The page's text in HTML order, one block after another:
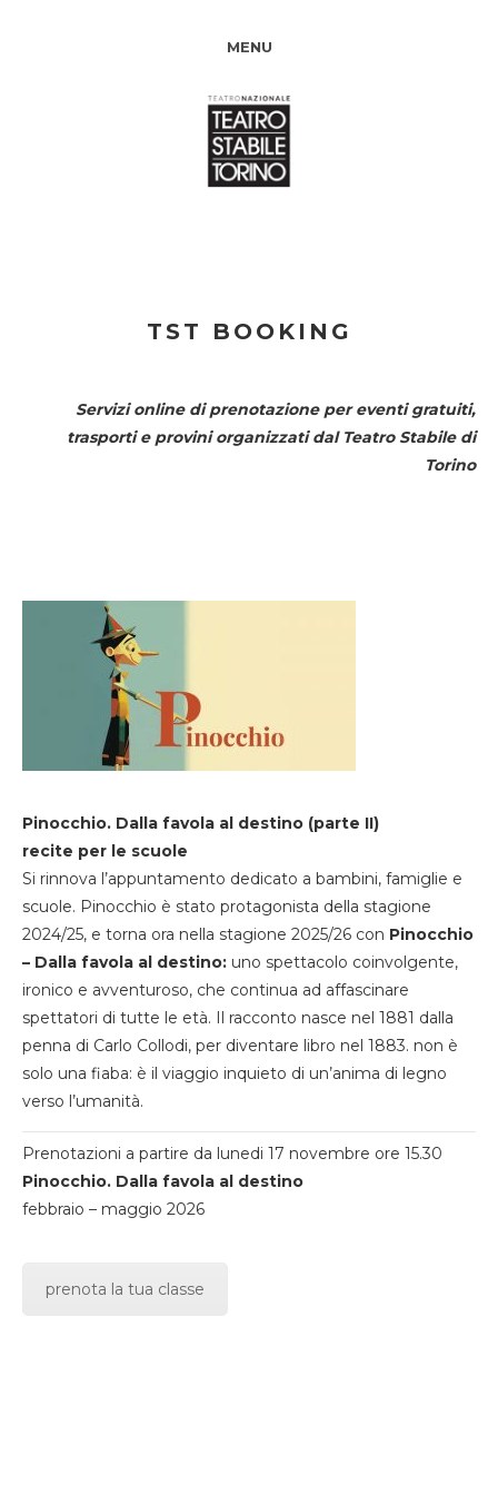
MENU
TST BOOKING
Servizi online di prenotazione per eventi gratuiti,
trasporti e provini organizzati dal Teatro Stabile di
Torino
Pinocchio. Dalla favola al destino (parte II)
recite per le scuole
Si rinnova l’appuntamento dedicato a bambini, famiglie e
scuole. Pinocchio è stato protagonista della stagione
2024/25, e torna ora nella stagione 2025/26 con Pinocchio
– Dalla favola al destino: uno spettacolo coinvolgente,
ironico e avventuroso, che continua ad affascinare
spettatori di tutte le età. Il racconto nasce nel 1881 dalla
penna di Carlo Collodi, per diventare libro nel 1883. non è
solo una fiaba: è il viaggio inquieto di un’anima di legno
verso l’umanità.
Prenotazioni a partire da lunedi 17 novembre ore 15.30
Pinocchio. Dalla favola al destino
febbraio – maggio 2026
prenota la tua classe